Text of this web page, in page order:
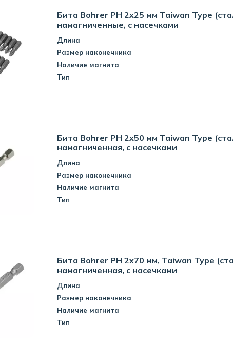
Бита Bohrer PH 2x25 мм Taiwan Type
намагниченные, с насечками
Длина
Размер наконечника
Наличие магнита
Тип
Бита Bohrer PH 2x50 мм Taiwan Type
намагниченная, с насечками
Длина
Размер наконечника
Наличие магнита
Тип
Бита Bohrer PH 2x70 мм, Taiwan Type
намагниченная, с насечками
Длина
Размер наконечника
Наличие магнита
Тип